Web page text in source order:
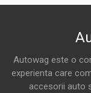
Autowag este o
experienta care
accesorii auto